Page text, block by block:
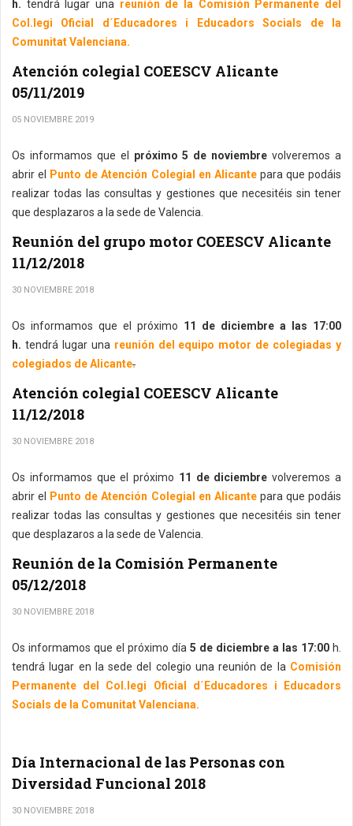
h. tendrá lugar una reunión de la Comisión Permanente del
Col.legi Oficial d´Educadores i Educadors Socials de la
Comunitat Valenciana.
Atención colegial COEESCV Alicante
05/11/2019
05 NOVIEMBRE 2019
Os informamos que el próximo 5 de noviembrevolveremos a
abrir el
Punto de Atención Colegial en Alicantepara que podáis
realizar todas las consultas y gestiones que necesitéis sin tener
que desplazaros a la sede de Valencia.
Reunión del grupo motor COEESCV Alicante
11/12/2018
30 NOVIEMBRE 2018
Os informamos que el próximo 11 de diciembre a las 17:00
h. tendrá lugar una reunión del equipo motor de colegiadas y
colegiados de Alicante.
Atención colegial COEESCV Alicante
11/12/2018
30 NOVIEMBRE 2018
Os informamos que el próximo 11 de diciembre volveremos a
abrir el
Punto de Atención Colegial en Alicantepara que podáis
realizar todas las consultas y gestiones que necesitéis sin tener
que desplazaros a la sede de Valencia.
Reunión de la Comisión Permanente
05/12/2018
30 NOVIEMBRE 2018
Os informamos que el próximo día 5 de diciembre a las 17:00 h.
tendrá lugar en la sede del colegio una reunión de la Comisión
Permanente del Col.legi Oficial d´Educadores i Educadors
Socials de la Comunitat Valenciana.
Día Internacional de las Personas con
Diversidad Funcional 2018
30 NOVIEMBRE 2018